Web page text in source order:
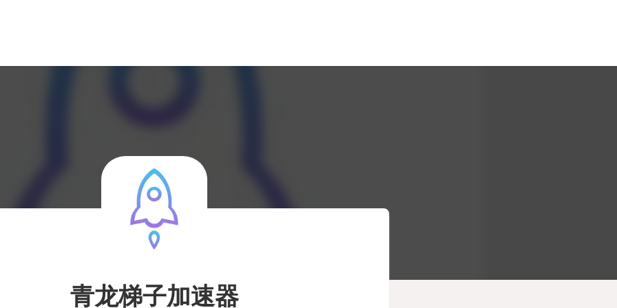
青龙梯子加速器